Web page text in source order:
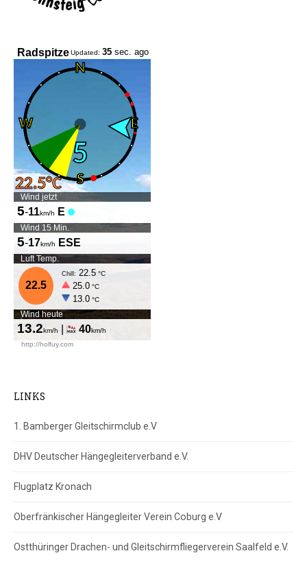
LINKS
1. Bamberger Gleitschirmclub e.V
DHV Deutscher Hängegleiterverband e.V.
Flugplatz Kronach
Oberfränkischer Hängegleiter Verein Coburg e.V
Ostthüringer Drachen- und Gleitschirmfliegerverein Saalfeld e.V.